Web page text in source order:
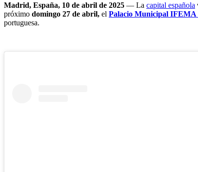
Madrid, España, 10 de abril de 2025 — La capital española
próximo domingo 27 de abril, el Palacio Municipal
portuguesa.